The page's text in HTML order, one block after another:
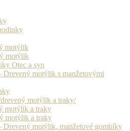
motýlik
motýlik
Otec a syn
Drevený motýlik s manžetovými
drevený motýlik a traky/
motýlik a traky
motýlik a traky
Drevený motýlik, manžetové gombíky